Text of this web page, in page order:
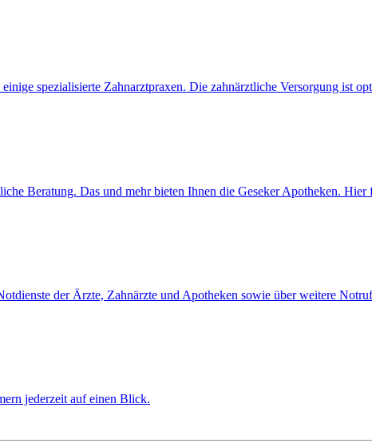
spezialisierte Zahnarztpraxen. Die zahnärztliche Versorgung ist
Beratung. Das und mehr bieten Ihnen die Geseker Apotheken.
der Ärzte, Zahnärzte und Apotheken sowie über weitere
jederzeit auf einen Blick.